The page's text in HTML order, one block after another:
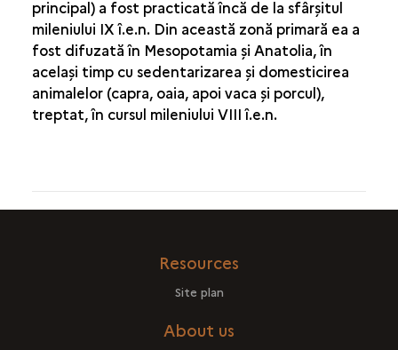
principal) a fost practicată încă de la sfârşitul
mileniului IX î.e.n. Din această zonă primară ea a
fost difuzată în Mesopotamia şi Anatolia, în
acelaşi timp cu sedentarizarea şi domesticirea
animalelor (capra, oaia, apoi vaca şi porcul),
treptat, în cursul mileniului VIII î.e.n.
Resources
Site plan
About us